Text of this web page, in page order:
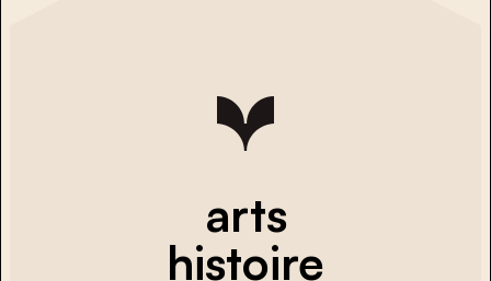
arts
histoire